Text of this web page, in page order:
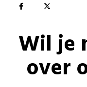
Wil je
over